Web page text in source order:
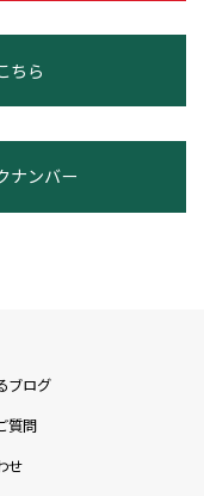
ちら
ナンバー
ブログ
質問
せ